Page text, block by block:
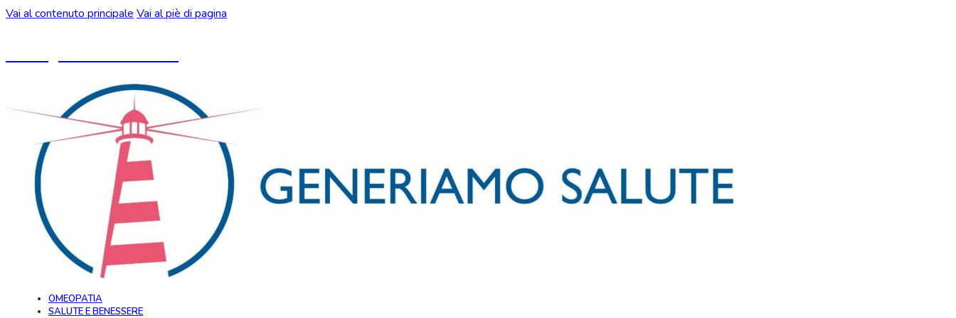
Vai al contenuto principale Vai al piè di pagina
OMEOPATIA
SALUTE E BENESSERE